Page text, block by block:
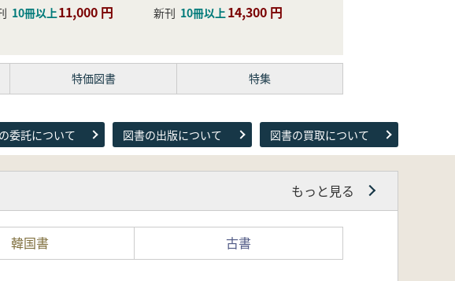
10冊以上11,000 円
新刊 10冊以上14,300 円
特価図書 特集
委託について 図書の出版について 図書の買取について
もっと見る
韓国書 古書